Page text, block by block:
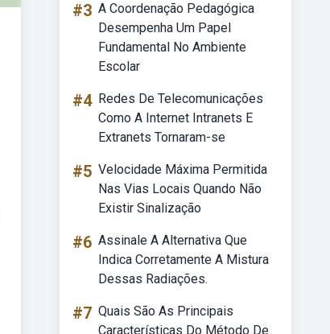
#3 A Coordenação Pedagógica
Desempenha Um Papel
Fundamental No Ambiente
Escolar
#4 Redes De Telecomunicações
Como A Internet Intranets E
Extranets Tornaram-se
#5 Velocidade Máxima Permitida
Nas Vias Locais Quando Não
Existir Sinalização
#6 Assinale A Alternativa Que
Indica Corretamente A Mistura
Dessas Radiações.
#7 Quais São As Principais
Características Do Método De